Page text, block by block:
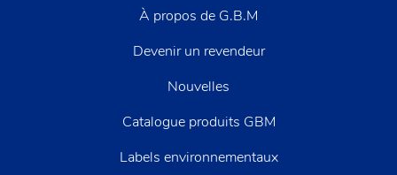
À propos de G.B.M
Devenir un revendeur
Nouvelles
Catalogue produits GBM
Labels environnementaux